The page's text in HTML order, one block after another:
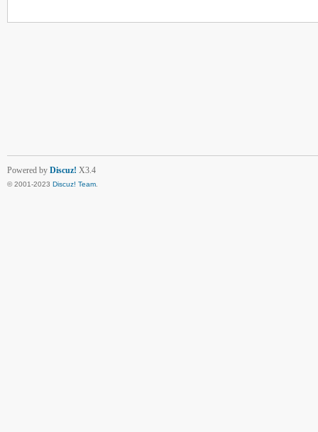
Powered by Discuz! X3.4
© 2001-2023 Discuz! Team